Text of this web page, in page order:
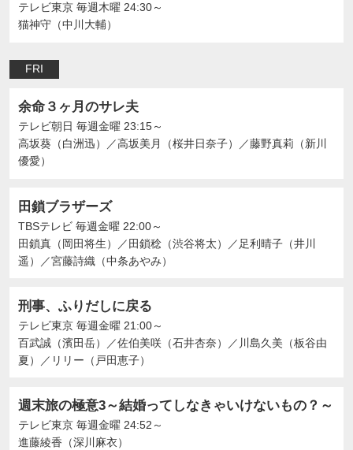
テレビ東京 毎週木曜 24:30～
猫神守（中川大輔）
FRI
余命３ヶ月のサレ夫
テレビ朝日 毎週金曜 23:15～
高坂葵（白洲迅）
／高坂美月（桜井日奈子） ／藤野真莉（新川
優愛）
田鎖ブラザーズ
TBSテレビ 毎週金曜 22:00～
田鎖真（岡田将生）
／田鎖稔（渋谷将太） ／ 足利晴子（井川
遥）
／宮藤詩織（中条あやみ）
刑事、ふりだしに戻る
テレビ東京 毎週金曜 21:00～
百武誠（濱田岳）
／佐伯美咲（石井杏奈） ／ 川島久美（板谷由
夏）
／ リリー（戸田恵子）
週末旅の極意3～結婚ってしなきゃいけないもの？～
テレビ東京 毎週金曜 24:52～
進藤綾香（深川麻衣）